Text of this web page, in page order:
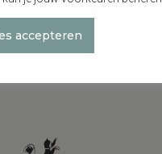
accepteren